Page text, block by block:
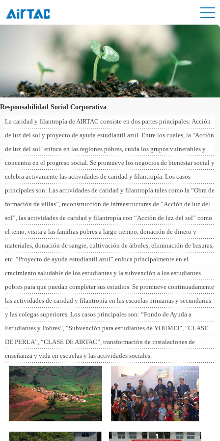
Responsabilidad Social Corporativa
La caridad y filantropía de AIRTAC consiste en dos partes principales: Acción
de luz del sol y proyecto de ayuda estudiantil azul. Entre los cuales, la "Acción
de luz del sol" enfoca en las regiones pobres, cuida los grupos vulnerables y
concentra en el progreso social. Se promueve los negocios de bienestar social y
celebra activamente las actividades de caridad y filantropía. Los casos
principales son: Las actividades de caridad y filantropía tales como la “Obra de
formación de villas”, reconstrucción de infraestructuras de “Acción de luz del
sol”, las actividades de caridad y filantropía con “Acción de luz del sol” como
el temo, visita a las familias pobres a largo tiempo, donación de dinero y
materiales, donación de sangre, cultivación de árboles, eliminación de basuras,
etc. “Proyecto de ayuda estudiantil azul” enfoca principalmente en el
crecimiento saludable de los estudiantes y la subvención a los estudiantes
pobres para que puedan completar sus estudios. Se promueve continuadamente
las actividades de caridad y filantropía en las escuelas primarias y secundarias
y las colegas superiores. Los casos principales son: “Fondo de Ayuda a
Estudiantes y Pobres”, “Subvención para estudiantes de YOUMEI”, “CLASE
DE PERLA”, “CLASE DE AIRTAC”, transformación de instalaciones de
enseñanza y vida en escuelas y las actividades sociales.